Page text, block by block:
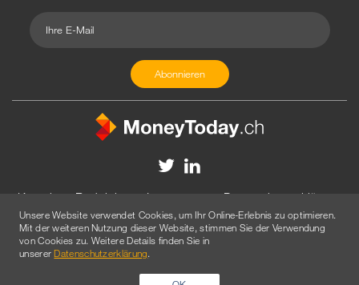
Kontakt Redaktion Impressum
Datenschutzerklärung
Disclaimer
Werbung
© 2026 Created byAGENTUR AM WASSER
Unsere Website verwendet Cookies, um Ihr Online-Erlebnis zu optimieren.
Mit der weiteren Nutzung dieser Website, stimmen Sie der Verwendung
von Cookies zu. Weitere Details finden Sie in
unsererDatenschutzerklärung.